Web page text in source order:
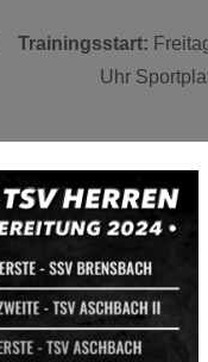
Trainingsstart:
Uhr